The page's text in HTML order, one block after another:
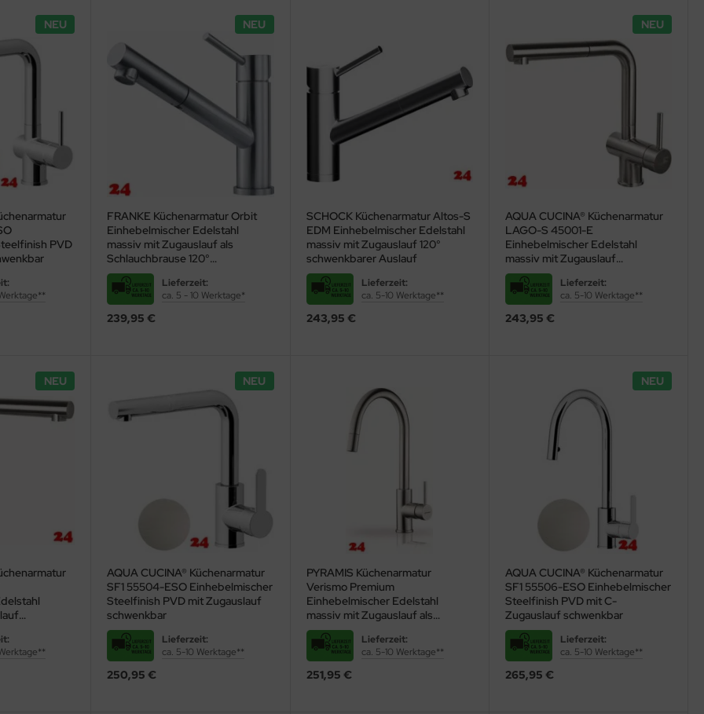
NEU
PVD
NEU
FRANKE Küchenarmatur Orbit
Einhebelmischer Edelstahl
massiv mit Zugauslauf als
Schlauchbrause 120°
schwenkbarer Auslauf
(115.0569.461)Lieferzeit:
ca. 5 - 10 Werktage*
239,95 €
SCHOCK Küchenarmatur Altos-S
EDM Einhebelmischer Edelstahl
massiv mit Zugauslauf 120°
schwenkbarer Auslauf
Lieferzeit:
ca. 5-10 Werktage**
243,95 €
NEU
AQUA CUCINA® Küchenarmatur
LAGO-S 45001-E
Einhebelmischer Edelstahl
massiv mit Zugauslauf
schwenkbar
Lieferzeit:
ca. 5-10 Werktage**
243,95 €
NEU NEU
AQUA CUCINA® Küchenarmatur
SF1 55504-ESO Einhebelmischer
Steelfinish PVD mit Zugauslauf
schwenkbar
Lieferzeit:
ca. 5-10 Werktage**
250,95 €
PYRAMIS Küchenarmatur
Verismo Premium
Einhebelmischer Edelstahl
massiv mit Zugauslauf als
Schlauchbrause
Lieferzeit:
ca. 5-10 Werktage**
251,95 €
NEU
AQUA CUCINA® Küchenarmatur
SF1 55506-ESO Einhebelmischer
Steelfinish PVD mit C-
Zugauslauf schwenkbar
Lieferzeit:
ca. 5-10 Werktage**
265,95 €